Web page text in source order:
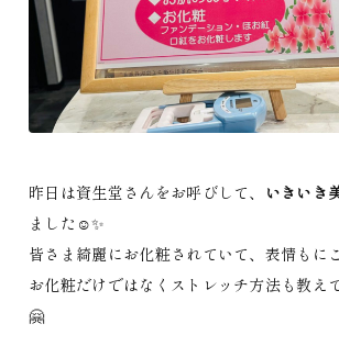
昨日は資生堂さんをお呼びして、 いきいき
ました☺️✨
皆さま綺麗にお化粧されていて、表情もに
お化粧だけではなくストレッチ方法も教え
🤗